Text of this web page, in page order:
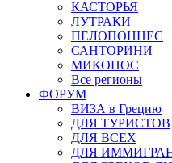
КАСТОРЬЯ
ЛУТРАКИ
ПЕЛОПОННЕС
САНТОРИНИ
МИКОНОС
Все регионы
ФОРУМ
ВИЗА в Грецию
ДЛЯ ТУРИСТОВ
ДЛЯ ВСЕХ
ДЛЯ